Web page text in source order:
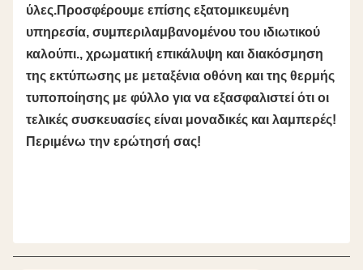
ύλες.Προσφέρουμε επίσης εξατομικευμένη
υπηρεσία, συμπεριλαμβανομένου του ιδιωτικού
καλούπι., χρωματική επικάλυψη και διακόσμηση
της εκτύπωσης με μεταξένια οθόνη και της θερμής
τυποποίησης με φύλλο για να εξασφαλιστεί ότι οι
τελικές συσκευασίες είναι μοναδικές και λαμπερές!
Περιμένω την ερώτησή σας!